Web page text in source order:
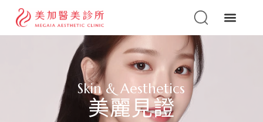
Skin & Aesthetics
美麗見證